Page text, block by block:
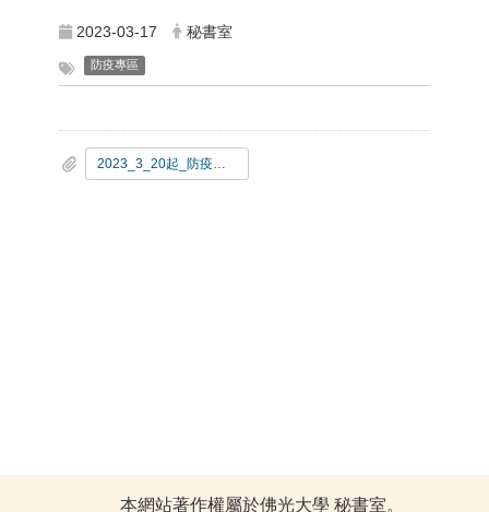
2023-03-17 秘書室
防疫專區
2023_3_20起_防疫鬆綁新制.pdf
本網站著作權屬於佛光大學 秘書室。